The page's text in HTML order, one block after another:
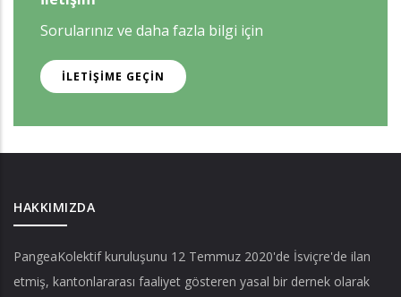
Sorularınız ve daha fazla bilgi için
İLETIŞIME GEÇIN
HAKKIMIZDA
PangeaKolektifkuruluşunu 12 Temmuz 2020'de İsviçre'de ilan
etmiş, kantonlararası faaliyet gösteren yasal bir dernek olarak